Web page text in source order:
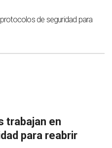
de seguridad para
trabajan en
para reabrir